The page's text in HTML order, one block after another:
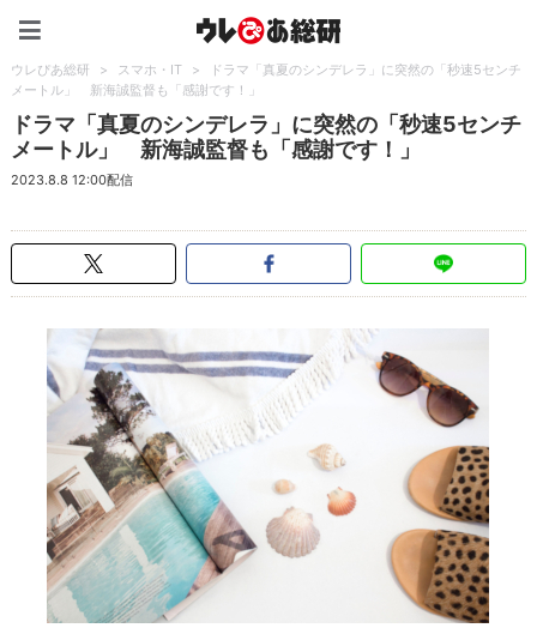
ウレぴあ総研 > スマホ・IT >
ドラマ「真夏のシンデレラ」に突然の「秒速5センチ
メートル」 新海誠監督も「感謝です！」
ドラマ「真夏のシンデレラ」に突然の「秒速5センチ
メートル」 新海誠監督も「感謝です！」
2023.8.8 12:00配信